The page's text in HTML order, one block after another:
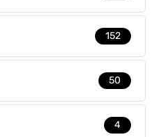
152
50
4